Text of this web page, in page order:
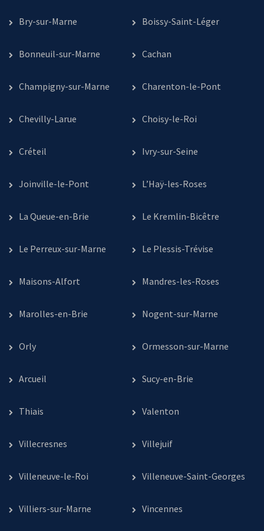
Bry-sur-Marne Boissy-Saint-Léger
Bonneuil-sur-Marne Cachan
Champigny-sur-Marne Charenton-le-Pont
Chevilly-Larue Choisy-le-Roi
Créteil Ivry-sur-Seine
Joinville-le-Pont L’Haÿ-les-Roses
La Queue-en-Brie Le Kremlin-Bicêtre
Le Perreux-sur-Marne Le Plessis-Trévise
Maisons-Alfort Mandres-les-Roses
Marolles-en-Brie Nogent-sur-Marne
Orly Ormesson-sur-Marne
Arcueil Sucy-en-Brie
Thiais Valenton
Villecresnes Villejuif
Villeneuve-le-Roi Villeneuve-Saint-Georges
Villiers-sur-Marne Vincennes